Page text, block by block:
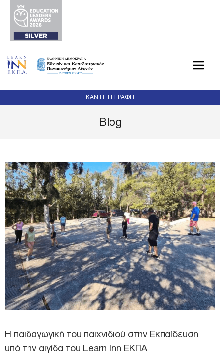
Μετάβαση
περιεχόμενο
ΚΑΝΤΕ ΕΓΓΡΑΦΗ
Blog
Η παιδαγωγική του παιχνιδιού στην Εκπαίδευση
υπό την αιγίδα του Learn Inn ΕΚΠΑ